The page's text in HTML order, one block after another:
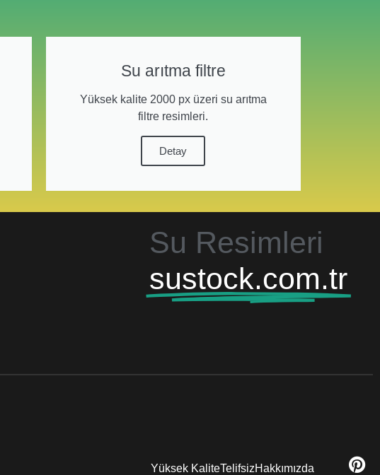
Su arıtma filtre
Yüksek kalite 2000 px üzeri su arıtma
filtre resimleri.
Detay
Su Resimleri
sustock.com.tr
Yüksek KaliteTelifsizHakkımızda